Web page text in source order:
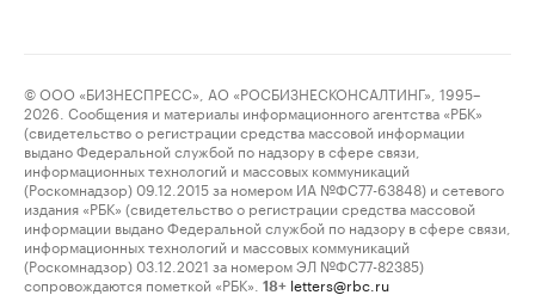
© ООО «БИЗНЕСПРЕСС», АО «РОСБИЗНЕСКОНСАЛТИНГ», 1995–
2026. Сообщения и материалы информационного агентства «РБК»
(свидетельство о регистрации средства массовой информации
выдано Федеральной службой по надзору в сфере связи,
информационных технологий и массовых коммуникаций
(Роскомнадзор) 09.12.2015 за номером ИА №ФС77-63848) и сетевого
издания «РБК» (свидетельство о регистрации средства массовой
информации выдано Федеральной службой по надзору в сфере связи,
информационных технологий и массовых коммуникаций
(Роскомнадзор) 03.12.2021 за номером ЭЛ №ФС77-82385)
сопровождаются пометкой «РБК».
18+ letters@rbc.ru